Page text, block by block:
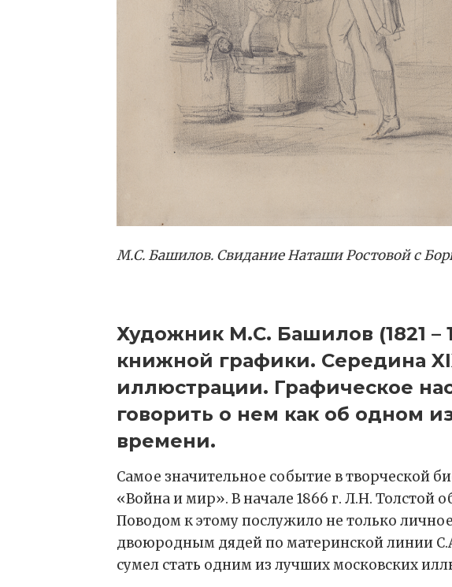
М.С. Башилов. Свидание Наташи Ростовой с
Художник М.С. Башилов (1821 –
книжной графики. Середина
иллюстрации. Графическое
говорить о нем как об одном
времени.
Самое значительное событие в творческой
«Война и мир». В начале 1866 г. Л.Н. Толстой
Поводом к этому послужило не только
двоюродным дядей по материнской линии
сумел стать одним из лучших московских